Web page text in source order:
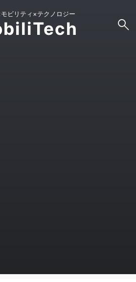
ビリティ×テクノロジー